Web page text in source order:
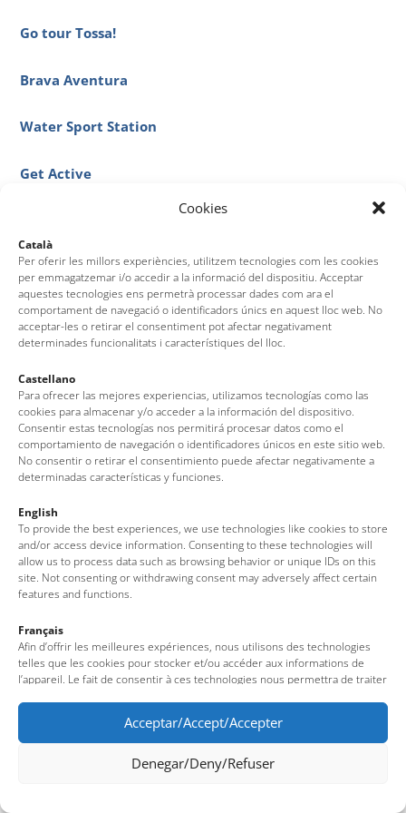
Cookies
Català
Per oferir les millors experiències, utilitzem tecnologies com les cookies
per emmagatzemar i/o accedir a la informació del dispositiu. Acceptar
aquestes tecnologies ens permetrà processar dades com ara el
comportament de navegació o identificadors únics en aquest lloc web. No
acceptar-les o retirar el consentiment pot afectar negativament
determinades funcionalitats i característiques del lloc.
Castellano
Para ofrecer las mejores experiencias, utilizamos tecnologías como las
cookies para almacenar y/o acceder a la información del dispositivo.
Consentir estas tecnologías nos permitirá procesar datos como el
comportamiento de navegación o identificadores únicos en este sitio web.
No consentir o retirar el consentimiento puede afectar negativamente a
determinadas características y funciones.
English
To provide the best experiences, we use technologies like cookies to store
and/or access device information. Consenting to these technologies will
allow us to process data such as browsing behavior or unique IDs on this
site. Not consenting or withdrawing consent may adversely affect certain
features and functions.
Français
Afin d’offrir les meilleures expériences, nous utilisons des technologies
telles que les cookies pour stocker et/ou accéder aux informations de
l’appareil. Le fait de consentir à ces technologies nous permettra de traiter
uniques sur ce site. Le fait de ne pas consentir ou de retirer son
consentement peut avoir un effet négatif sur certaines fonctionnalités et
caractéristiques du site.
Acceptar/Accept/Accepter
Denegar/Deny/Refuser
Go tour Tossa!
Brava Aventura
Water Sport Station
Get Active
Cala Pola